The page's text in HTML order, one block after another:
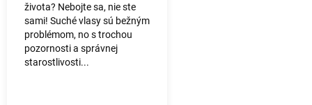
života? Nebojte sa, nie ste
sami! Suché vlasy sú bežným
problémom, no s trochou
pozornosti a správnej
starostlivosti...